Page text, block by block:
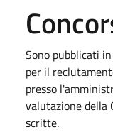
Sono pubblicati
per il
presso
valutazione della
scritte.